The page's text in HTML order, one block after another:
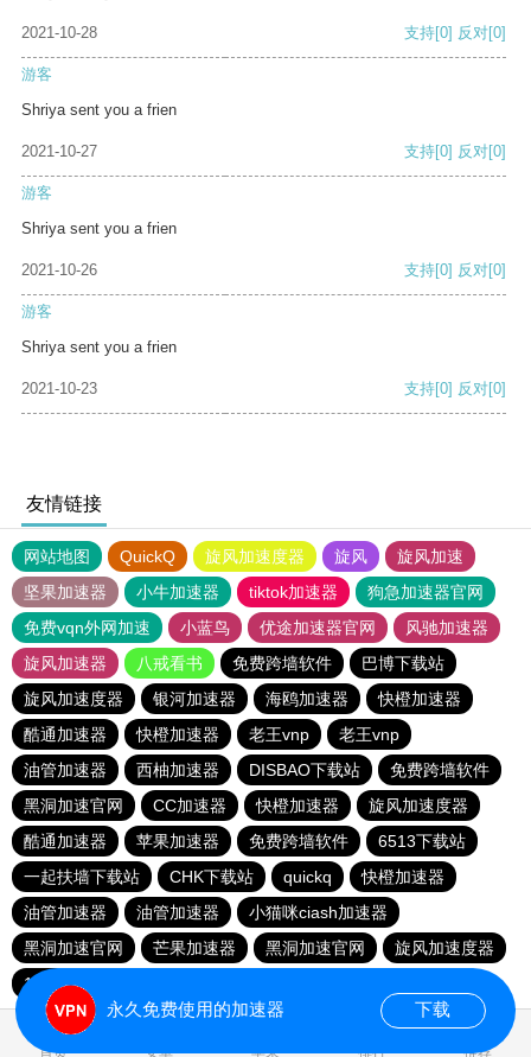
2021-10-28 支持[0] 反对[0]
游客
Shriya sent you a frien
2021-10-27 支持[0] 反对[0]
游客
Shriya sent you a frien
2021-10-26 支持[0] 反对[0]
游客
Shriya sent you a frien
2021-10-23 支持[0] 反对[0]
友情链接
网站地图 QuickQ 旋风加速度器 旋风
旋风加速
坚果加速器
小牛加速器 tiktok加速器
狗急加速器官网
免费vqn外网加速
小蓝鸟 优途加速器官网
风驰加速器
旋风加速器
八戒看书 免费跨墙软件
巴博下载站
旋风加速度器
银河加速器 海鸥加速器
快橙加速器
酷通加速器
快橙加速器 老王vnp
老王vnp
油管加速器
西柚加速器 DISBAO下载站
免费跨墙软件
黑洞加速官网
CC加速器 快橙加速器
旋风加速度器
酷通加速器
苹果加速器 免费跨墙软件
6513下载站
一起扶墙下载站
CHK下载站 quickq
快橙加速器
油管加速器
油管加速器
小猫咪ciash加速器
黑洞加速官网
芒果加速器 黑洞加速官网
旋风加速度器
186下载站
首页 安卓 苹果 排行 推荐
永久免费使用的加速器 下载
0.150319s